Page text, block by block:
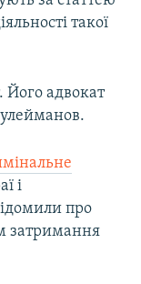
такої
адвокат
і
про
затримання